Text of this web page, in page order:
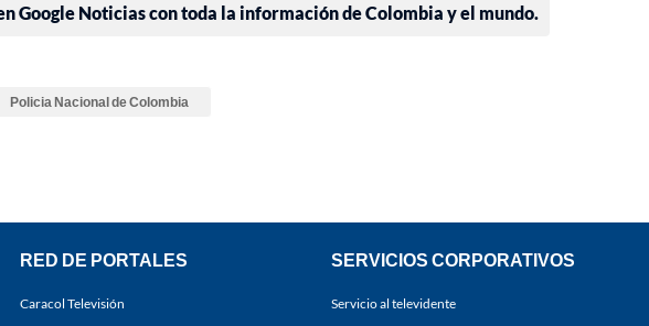
Google Noticias con toda la información de Colombia y el mundo.
Policia Nacional de Colombia
RED DE PORTALES
Caracol Televisión
SERVICIOS CORPORATIVOS
Servicio al televidente